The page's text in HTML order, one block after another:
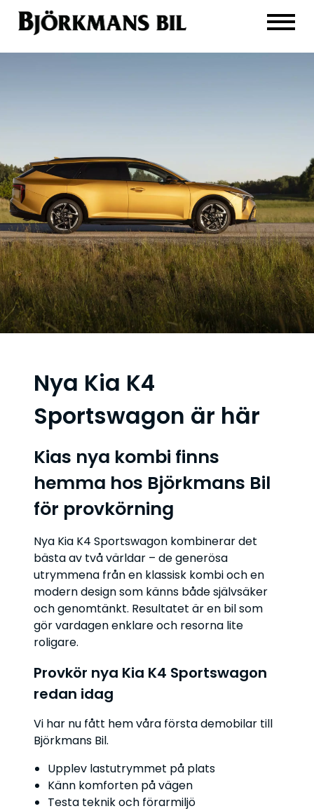
Nya Kia K4
Sportswagon är här
Kias nya kombi finns
hemma hos Björkmans Bil
för provkörning
Nya Kia K4 Sportswagon kombinerar det
bästa av två världar – de generösa
utrymmena från en klassisk kombi och en
modern design som känns både självsäker
och genomtänkt. Resultatet är en bil som
gör vardagen enklare och resorna lite
roligare.
Provkör nya Kia K4 Sportswagon
redan idag
Vi har nu fått hem våra första demobilar till
Björkmans Bil.
Upplev lastutrymmet på plats
Känn komforten på vägen
Testa teknik och förarmiljö